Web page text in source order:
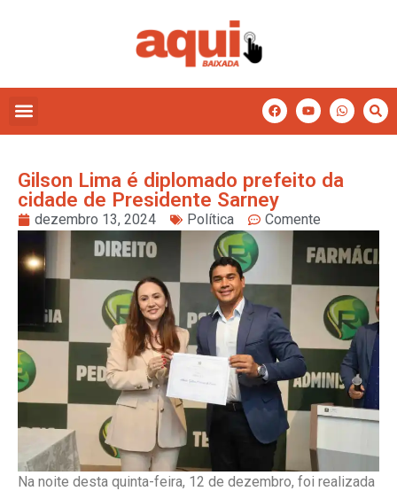
Gilson Lima é diplomado prefeito da
cidade de Presidente Sarney
dezembro 13, 2024 Política Comente
Na noite desta quinta-feira, 12 de dezembro, foi realizada